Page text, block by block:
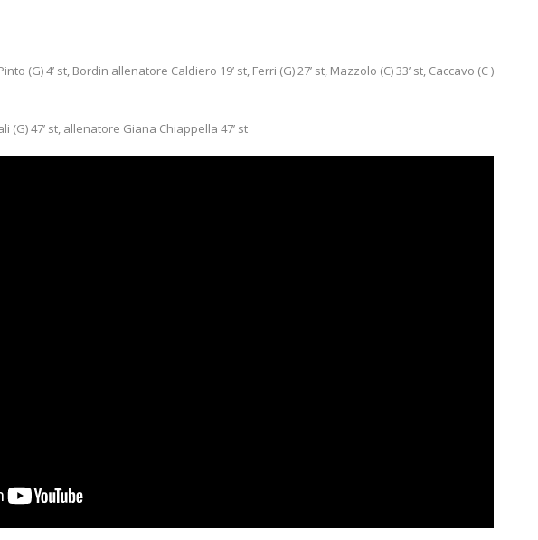
(G) 4’ st, Bordin allenatore Caldiero 19’ st, Ferri (G) 27’ st, Mazzolo (C) 33’ st, Caccavo (C )
(G) 47’ st, allenatore Giana Chiappella 47’ st